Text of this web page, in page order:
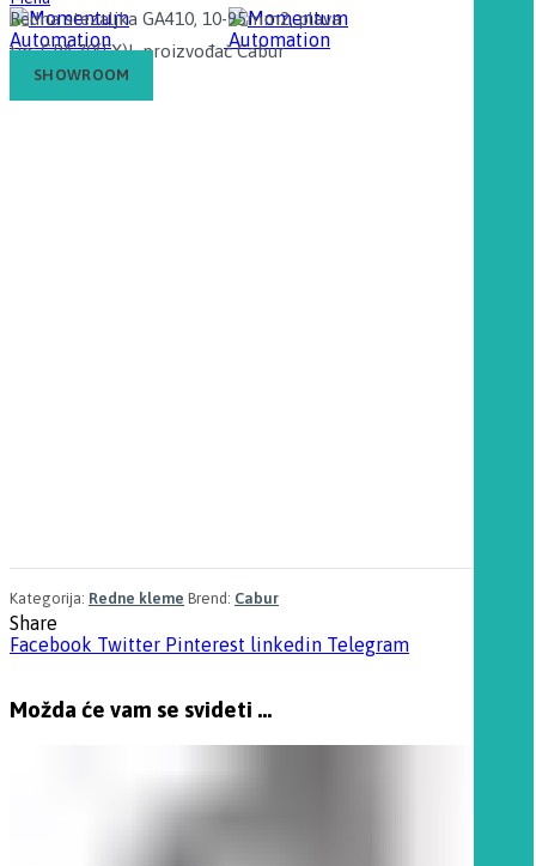
SHOWROOM
Redna stezaljka GA410, 10-95mm2, plava
tip: GPA.70(EX)I, proizvođač Cabur
Kategorija: Redne kleme Brend: Cabur
Share
Facebook Twitter Pinterest linkedin Telegram
Možda će vam se svideti …